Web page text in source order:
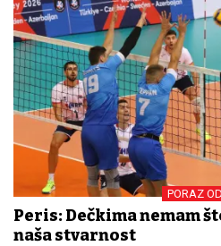
PORAZ
Peris: Dečkima nemam
naša stvarnost